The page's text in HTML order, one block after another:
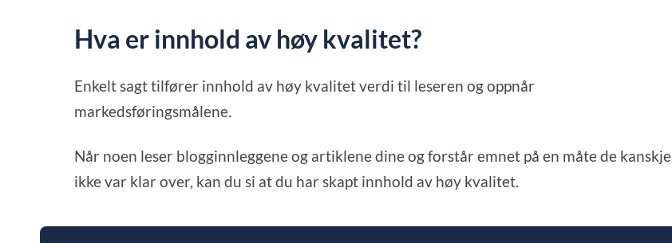
Hva er innhold av høy kvalitet?
Enkelt sagt tilfører innhold av høy kvalitet verdi til leseren og oppnår
markedsføringsmålene.
Når noen leser blogginnleggene og artiklene dine og forstår emnet på en måte de kanskje
ikke var klar over, kan du si at du har skapt innhold av høy kvalitet.